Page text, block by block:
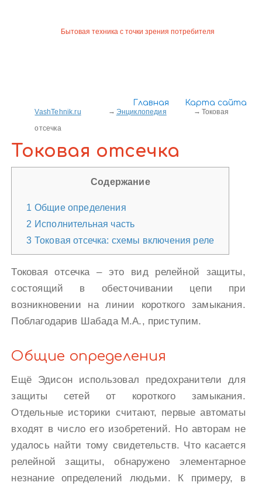
Главная Карта сайта
Бытовая техника с точки зрения потребителя
VashTehnik.ru Энциклопедия
Токовая
отсечка
Токовая отсечка
Содержание
1 Общие определения
2 Исполнительная часть
3 Токовая отсечка: схемы включения реле
Токовая отсечка – это вид релейной защиты,
состоящий в обесточивании цепи при
возникновении на линии короткого замыкания.
Поблагодарив Шабада М.А., приступим.
Общие определения
Ещё Эдисон использовал предохранители для
защиты сетей от короткого замыкания.
Отдельные историки считают, первые автоматы
входят в число его изобретений. Но авторам не
удалось найти тому свидетельств. Что касается
релейной защиты, обнаружено элементарное
незнание определений людьми. К примеру, в